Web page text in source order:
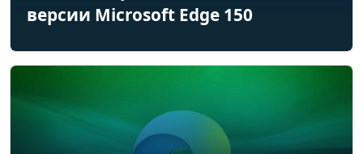
версии Microsoft Edge 150